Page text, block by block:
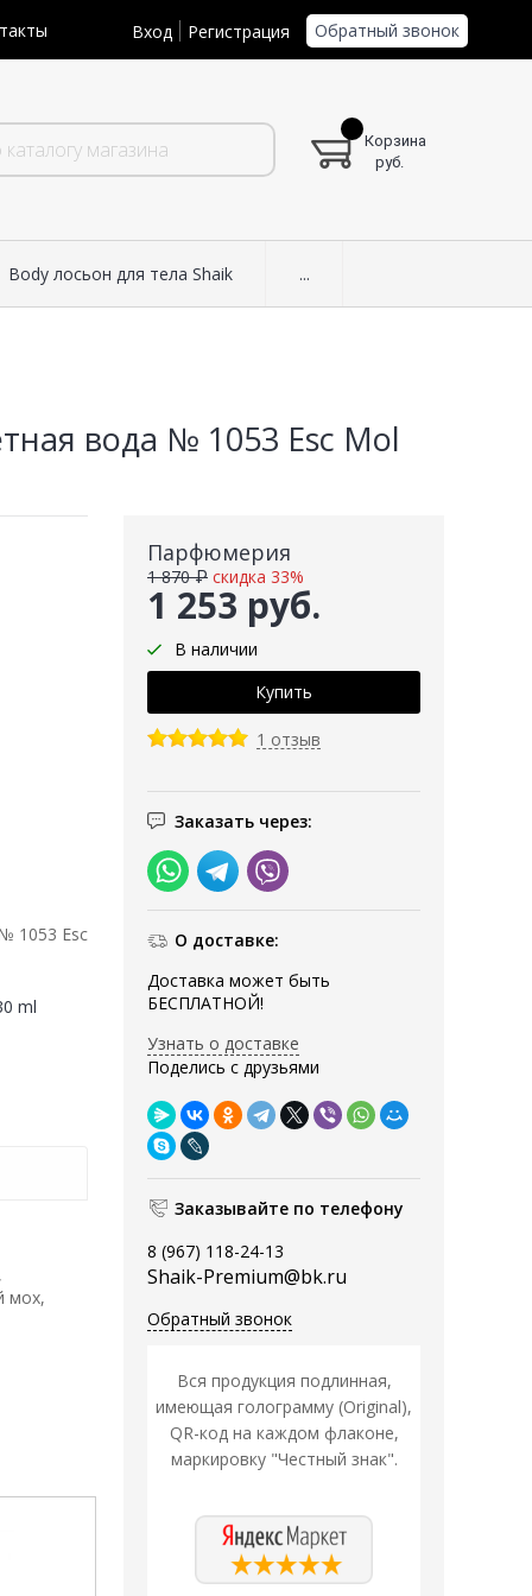
Вход Регистрация Обратный звонок
Корзина
руб.
Body лосьон для тела Shaik ...
вода № 1053 Esc Mol
Парфюмерия
1 253 руб.
1 870 ₽ скидка 33%
В наличии
1 отзыв
Заказать через:
О доставке:
Доставка может быть
БЕСПЛАТНОЙ!
Узнать о доставке
Поделись с друзьями
Заказывайте по телефону
8 (967) 118-24-13
Shaik-Premium@bk.ru
Обратный звонок
Вся продукция подлинная,
имеющая голограмму (Original),
QR-код на каждом флаконе,
маркировку "Честный знак".
1053 Esc
ml
мох,